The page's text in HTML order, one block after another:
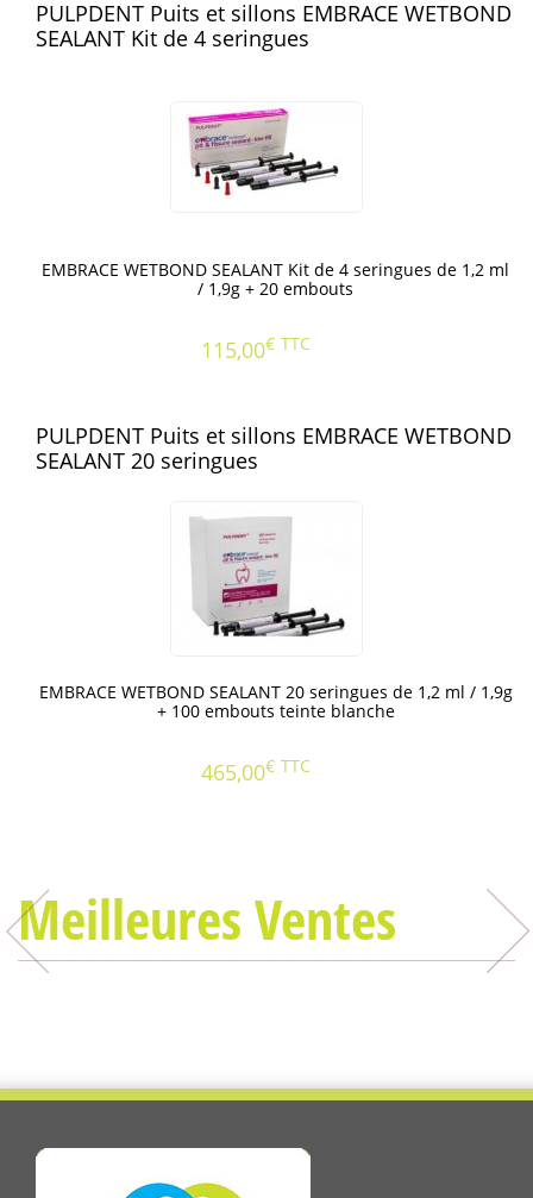
PULPDENT Puits et sillons EMBRACE WETBOND
SEALANT Kit de 4 seringues
EMBRACE WETBOND SEALANT Kit de 4 seringues de 1,2 ml
/ 1,9g + 20 embouts
115,00€ TTC
PULPDENT Puits et sillons EMBRACE WETBOND
SEALANT 20 seringues
EMBRACE WETBOND SEALANT 20 seringues de 1,2 ml / 1,9g
+ 100 embouts teinte blanche
465,00€ TTC
Meilleures Ventes